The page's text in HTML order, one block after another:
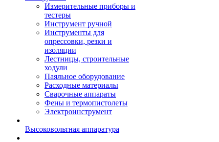
Измерительные приборы и
тестеры
Инструмент ручной
Инструменты для
опрессовки, резки и
изоляции
Лестницы, строительные
ходули
Паяльное оборудование
Расходные материалы
Сварочные аппараты
Фены и термопистолеты
Электроинструмент
Высоковольтная аппаратура